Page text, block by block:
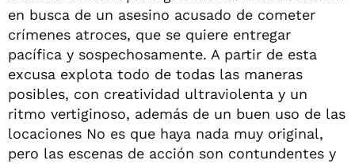
en busca de un asesino acusado de cometer
crímenes atroces, que se quiere entregar
pacífica y sospechosamente. A partir de esta
excusa explota todo de todas las maneras
posibles, con creatividad ultraviolenta y un
ritmo vertiginoso, además de un buen uso de las
locaciones No es que haya nada muy original,
pero las escenas de acción son contundentes y